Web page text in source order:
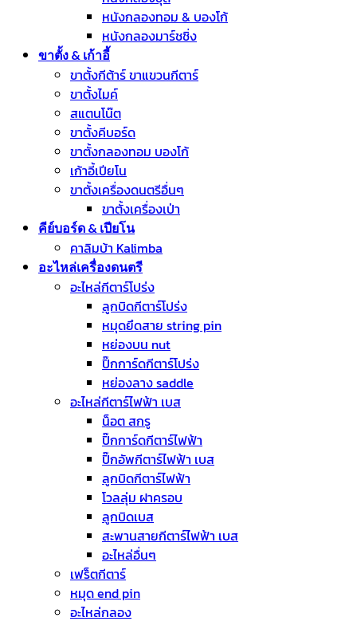
หนังกลองทอม & บองโก้
หนังกลองมาร์ชชิ่ง
ขาตั้ง & เก้าอี้
ขาตั้งกีต้าร์ ขาแขวนกีตาร์
ขาตั้งไมค์
สแตนโน๊ต
ขาตั้งคีบอร์ด
ขาตั้งกลองทอม บองโก้
เก้าอี้เปียโน
ขาตั้งเครื่องดนตรีอื่นๆ
ขาตั้งเครื่องเป่า
คีย์บอร์ด & เปียโน
คาลิมบ้า Kalimba
อะไหล่เครื่องดนตรี
อะไหล่กีตาร์โปร่ง
ลูกบิดกีตาร์โปร่ง
หมุดยึดสาย string pin
หย่องบน nut
ปิ๊กการ์ดกีตาร์โปร่ง
หย่องลาง saddle
อะไหล่กีตาร์ไฟฟ้า เบส
น็อต สกรู
ปิ๊กการ์ดกีตาร์ไฟฟ้า
ปิ๊กอัพกีตาร์ไฟฟ้า เบส
ลูกบิดกีตาร์ไฟฟ้า
โวลลุ่ม ฝาครอบ
ลูกบิดเบส
สะพานสายกีตาร์ไฟฟ้า เบส
อะไหล่อื่นๆ
เฟร็ตกีตาร์
หมุด end pin
อะไหล่กลอง